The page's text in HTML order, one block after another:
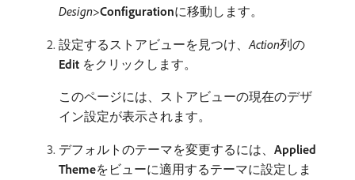
Design>Configuration​に移動します。
設定するストアビューを見つけ、Action​列の​
Edit ​をクリックします。
このページには、ストアビューの現在のデザ
イン設定が表示されます。
デフォルトのテーマを変更するには、 Applied
Theme​をビューに適用するテーマに設定しま